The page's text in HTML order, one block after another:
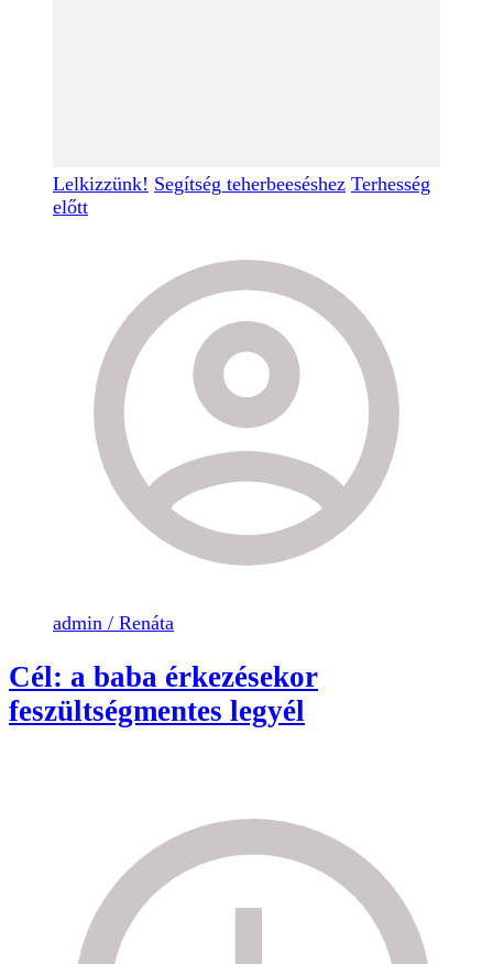
Lelkizzünk! Segítség teherbeeséshez Terhesség
előtt
admin / Renáta
Cél: a baba érkezésekor
feszültségmentes legyél